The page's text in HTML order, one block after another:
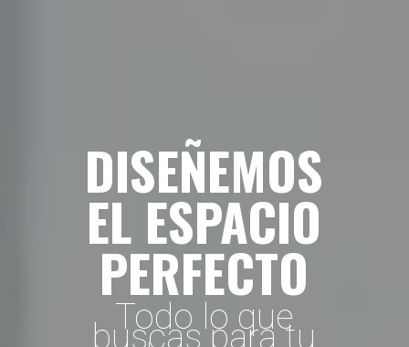
DISEÑEMOS
EL ESPACIO
PERFECTO
Todo lo que
buscas para tu